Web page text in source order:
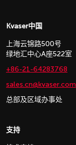
Kvaser中国
上海云锦路500号
绿地汇中心A座522室
+86-21-64283768
sales.cn@kvaser.com
总部及区域办事处
支持